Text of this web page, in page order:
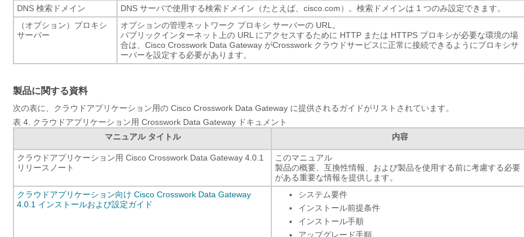
DNS 検索ドメイン
DNS サーバで使用する検索ドメイン（たとえば、cisco.com）。検索ドメインは 1 つのみ設定できます。
（オプション）プロキシ
サーバー
オプションの管理ネットワーク プロキシ サーバーの URL。
パブリックインターネット上の URL にアクセスするために HTTP または HTTPS プロキシが必要な環境の場
合は、Cisco Crosswork Data Gateway がCrosswork クラウドサービスに正常に接続できるようにプロキシサ
ーバーを設定する必要があります。
製品に関する資料
次の表に、クラウドアプリケーション用の Cisco Crosswork Data Gateway に提供されるガイドがリストされています。
表 4. クラウドアプリケーション用 Crosswork Data Gateway ドキュメント
マニュアル タイトル
内容
クラウドアプリケーション用 Cisco Crosswork Data Gateway 4.0.1
リリースノート
このマニュアル
製品の概要、互換性情報、および製品を使用する前に考慮する必要
がある重要な情報を提供します。
クラウドアプリケーション向け Cisco Crosswork Data Gateway
4.0.1 インストールおよび設定ガイド
システム要件
インストール前提条件
インストール手順
アップグレード手順